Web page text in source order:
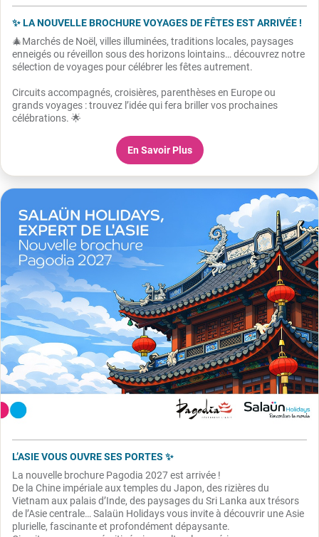
✨ LA NOUVELLE BROCHURE VOYAGES DE FÊTES EST ARRIVÉE !
🎄Marchés de Noël, villes illuminées, traditions locales, paysages
enneigés ou réveillon sous des horizons lointains… découvrez notre
sélection de voyages pour célébrer les fêtes autrement.
Circuits accompagnés, croisières, parenthèses en Europe ou
grands voyages : trouvez l’idée qui fera briller vos prochaines
célébrations. 🌟
En Savoir Plus
L’ASIE VOUS OUVRE SES PORTES ✨
La nouvelle brochure Pagodia 2027 est arrivée !
De la Chine impériale aux temples du Japon, des rizières du
Vietnam aux palais d’Inde, des paysages du Sri Lanka aux trésors
de l’Asie centrale… Salaün Holidays vous invite à découvrir une Asie
plurielle, fascinante et profondément dépaysante.